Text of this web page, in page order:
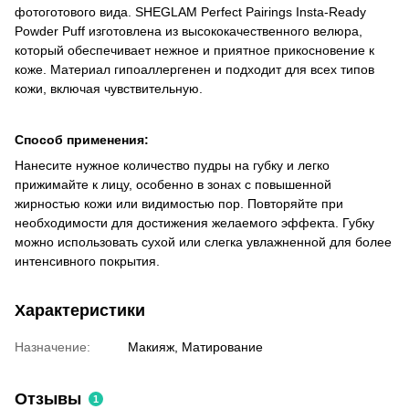
фотоготового вида. SHEGLAM Perfect Pairings Insta-Ready
Powder Puff изготовлена ​​из высококачественного велюра,
который обеспечивает нежное и приятное прикосновение к
коже. Материал гипоаллергенен и подходит для всех типов
кожи, включая чувствительную.
Способ применения:
Нанесите нужное количество пудры на губку и легко
прижимайте к лицу, особенно в зонах с повышенной
жирностью кожи или видимостью пор. Повторяйте при
необходимости для достижения желаемого эффекта. Губку
можно использовать сухой или слегка увлажненной для более
интенсивного покрытия.
Характеристики
Назначение: Макияж, Матирование
Отзывы 1